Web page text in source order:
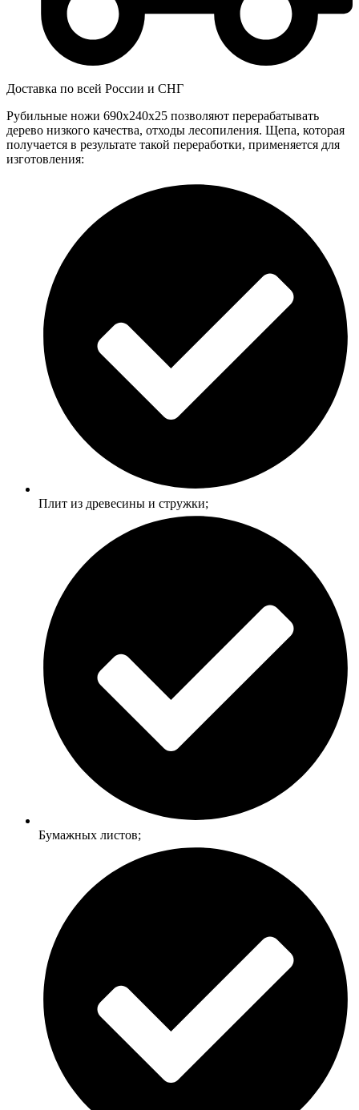
Доставка по всей России и СНГ
Рубильные ножи 690x240x25 позволяют перерабатывать
дерево низкого качества, отходы лесопиления. Щепа, которая
получается в результате такой переработки, применяется для
изготовления:
Плит из древесины и стружки;
Бумажных листов;